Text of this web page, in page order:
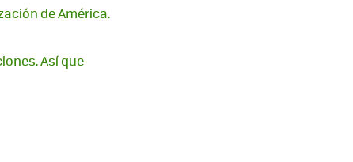
de América.
Así que